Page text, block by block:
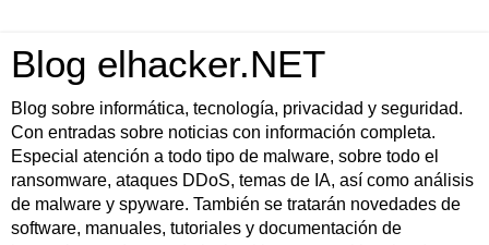
Blog elhacker.NET
Blog sobre informática, tecnología, privacidad y seguridad.
Con entradas sobre noticias con información completa.
Especial atención a todo tipo de malware, sobre todo el
ransomware, ataques DDoS, temas de IA, así como análisis
de malware y spyware. También se tratarán novedades de
software, manuales, tutoriales y documentación de